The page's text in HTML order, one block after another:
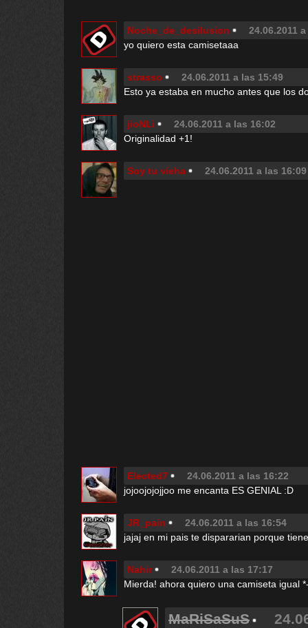
Noche_de_desilusion
24.06.2011
yo quiero esta camisetaaa
strasso
24.06.2011 a las 15:49
Esto ya estaba en mucho antes que los
jioNLi
24.06.2011 a las 16:02
Originalidad +1!
Soy tu vieha 24.06.2011 a las 16:09
Elected7
24.06.2011 a las 16:22
jojoojojojjoo me encanta ES GENIAL :D
JR_pain
24.06.2011 a las 16:54
jajaj en mi pais te dispararian porque
Nahir
24.06.2011 a las 17:17
Mierda! ahora quiero una camiseta igual
MaRiSaSuS